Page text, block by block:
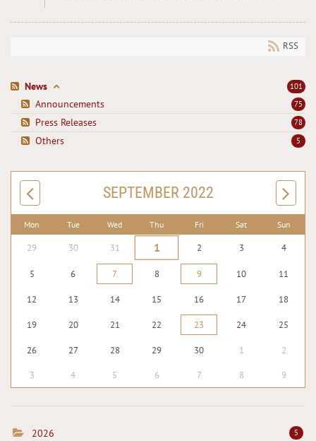
RSS
101
News
75
Announcements
78
Press Releases
5
Others
SEPTEMBER 2022
Mon Tue Wed Thu Fri Sat Sun
29 30 31 1 2 3 4
5 6 7 8 9 10 11
12 13 14 15 16 17 18
19 20 21 22 23 24 25
26 27 28 29 30 1 2
3 4 5 6 7 8 9
2026 5